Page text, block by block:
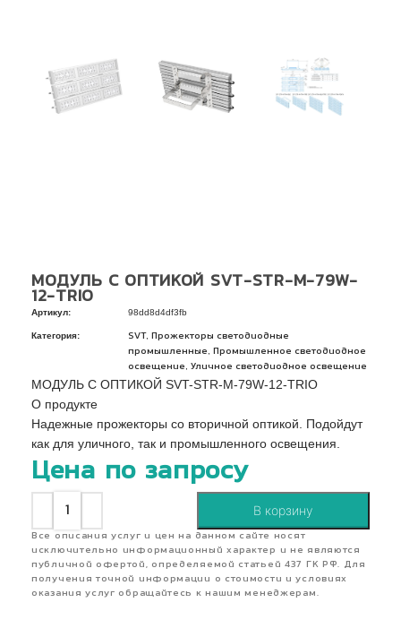
МОДУЛЬ С ОПТИКОЙ SVT-STR-M-79W-
12-TRIO
Артикул: 98dd8d4df3fb
Категория: SVT,
Прожекторы светодиодные
промышленные
Промышленное светодиодное
освещение
Уличное светодиодное освещение
МОДУЛЬ С ОПТИКОЙ SVT-STR-M-79W-12-TRIO
О продукте
Надежные прожекторы со вторичной оптикой. Подойдут
как для уличного, так и промышленного освещения.
Цена по запросу
В корзину
Все описания услуг и цен на данном сайте носят
исключительно информационный характер и не являются
публичной офертой, определяемой статьей 437 ГК РФ. Для
получения точной информации о стоимости и условиях
оказания услуг обращайтесь к нашим менеджерам.